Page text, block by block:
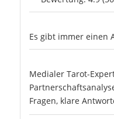
Es gibt immer einen
Medialer Tarot-
Fragen, klare